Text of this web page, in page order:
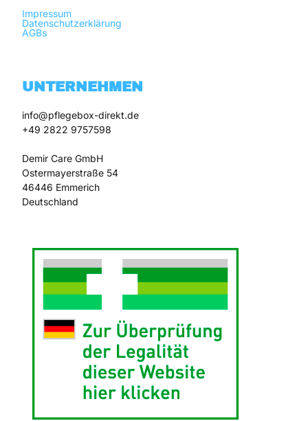
Impressum
Datenschutzerklärung
AGBs
UNTERNEHMEN
info@pflegebox-direkt.de
+49 2822 9757598
Demir Care GmbH
Ostermayerstraße 54
46446 Emmerich